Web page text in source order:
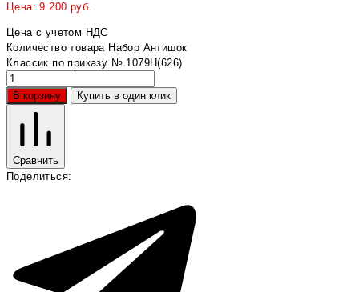
Цена:9 200 руб.
Цена с учетом НДС
Количество товара Набор Антишок
Классик по приказу № 1079Н(626)
В корзину Купить в один клик
Сравнить
Поделиться: